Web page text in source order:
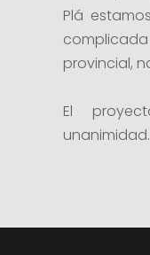
Plá
provincial,
El
unanimidad.